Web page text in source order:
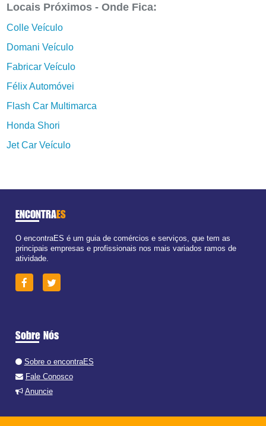
Locais Próximos - Onde Fica:
Colle Veículo
Domani Veículo
Fabricar Veículo
Félix Automóvei
Flash Car Multimarca
Honda Shori
Jet Car Veículo
ENCONTRAES
O encontraES é um guia de comércios e serviços, que tem as
principais empresas e profissionais nos mais variados ramos de
atividade.
Sobre Nós
Sobre o encontraES
Fale Conosco
Anuncie